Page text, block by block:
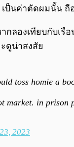
ป็นค่าตัดผมนั้น
ลองเทียบกับเ
ดูน่าสงสัย
toss homie a
market. in
2023